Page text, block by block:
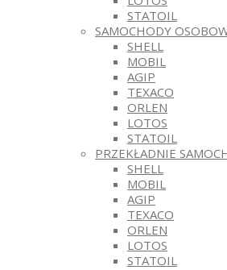
STATOIL
SAMOCHODY
SHELL
MOBIL
AGIP
TEXACO
ORLEN
LOTOS
STATOIL
PRZEKŁADNIE
SHELL
MOBIL
AGIP
TEXACO
ORLEN
LOTOS
STATOIL